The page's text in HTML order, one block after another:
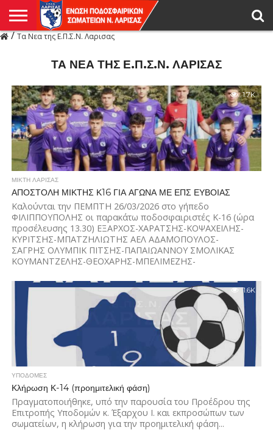
ΑΠΟΤΕΛΕΣΜΑΤΑ
ΛΑΡΙΣΑΣ
/Τα Νεα της Ε.Π.Σ.Ν. Λαρισας
ΤΑ ΝΕΑ ΤΗΣ Ε.Π.Σ.Ν. ΛΑΡΙΣΑΣ
1.7K
ΜΙΚΤΗ ΛΑΡΙΣΑΣ
ΑΠΟΣΤΟΛΗ ΜΙΚΤΗΣ Κ16 ΓΙΑ ΑΓΩΝΑ ΜΕ ΕΠΣ ΕΥΒΟΙΑΣ
Καλούνται την ΠΕΜΠΤΗ 26/03/2026 στο γήπεδο
ΦΙΛΙΠΠΟΥΠΟΛΗΣ οι παρακάτω ποδοσφαιριστές Κ-16 (ώρα
προσέλευσης 13.30) ΕΞΑΡΧΟΣ-ΧΑΡΑΤΣΗΣ-ΚΟΨΑΧΕΙΛΗΣ-
ΚΥΡΙΤΣΗΣ-ΜΠΑΤΖΗΛΙΩΤΗΣ ΑΕΛ ΑΔΑΜΟΠΟΥΛΟΣ-
ΣΑΓΡΗΣ ΟΛΥΜΠΙΚ ΠΙΤΣΗΣ-ΠΑΠΑΙΩΑΝΝΟΥ ΣΜΟΛΙΚΑΣ
ΚΟΥΜΑΝΤΖΕΛΗΣ-ΘΕΟΧΑΡΗΣ-ΜΠΕΛΙΜΕΖΗΣ-
ΜΠΑΡΔΑΣ-ΝΤΑΦΟΠΟΥΛΟΣ ΗΡΑΚΛΗΣ ΛΑΡΙΣΑΣ
ΣΑΚΕΛΛΑΡΙΟΥ ΔΗΜΗΤΡΑ...
1.6K
ΥΠΟΔΟΜΈΣ
Κλήρωση Κ-14 (προημιτελική φάση)
Πραγματοποιήθηκε, υπό την παρουσία του Προέδρου της
Επιτροπής Υποδομών κ. Έξαρχου Ι. και εκπροσώπων των
σωματείων, η κλήρωση για την προημιτελική φάση...